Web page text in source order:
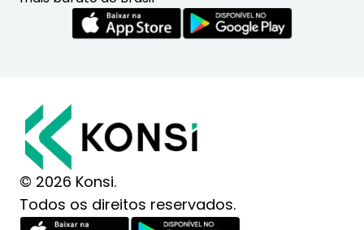
© 2026 Konsi.
Todos os direitos reservados.